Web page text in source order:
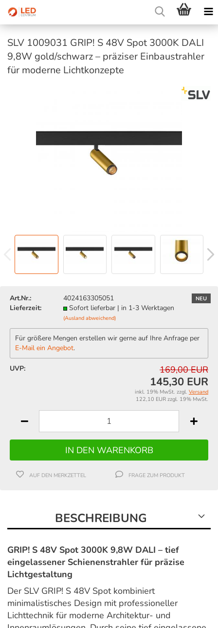
SLV 1009031 GRIP! S 48V Spot 3000K DALI
9,8W gold/schwarz – präziser Einbaustrahler
für moderne Lichtkonzepte
NEU
Art.Nr.:
4024163305051
Lieferzeit:
Sofort lieferbar | in 1-3 Werktagen
(Ausland abweichend)
Für größere Mengen erstellen wir gerne auf Ihre Anfrage per
E-Mail ein Angebot.
UVP: 169,00 EUR
145,30 EUR
inkl. 19% MwSt. zzgl. Versand
122,10 EUR zzgl. 19% MwSt.
AUF DEN MERKZETTEL FRAGE ZUM PRODUKT
BESCHREIBUNG
GRIP! S 48V Spot 3000K 9,8W DALI – tief
eingelassener Schienenstrahler für präzise
Lichtgestaltung
Der SLV GRIP! S 48V Spot kombiniert
minimalistisches Design mit professioneller
Lichttechnik für moderne Architektur- und